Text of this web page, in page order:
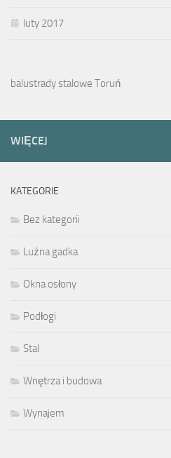
luty 2017
balustrady stalowe Toruń
WIĘCEJ
KATEGORIE
Bez kategorii
Luźna gadka
Okna osłony
Podłogi
Stal
Wnętrza i budowa
Wynajem